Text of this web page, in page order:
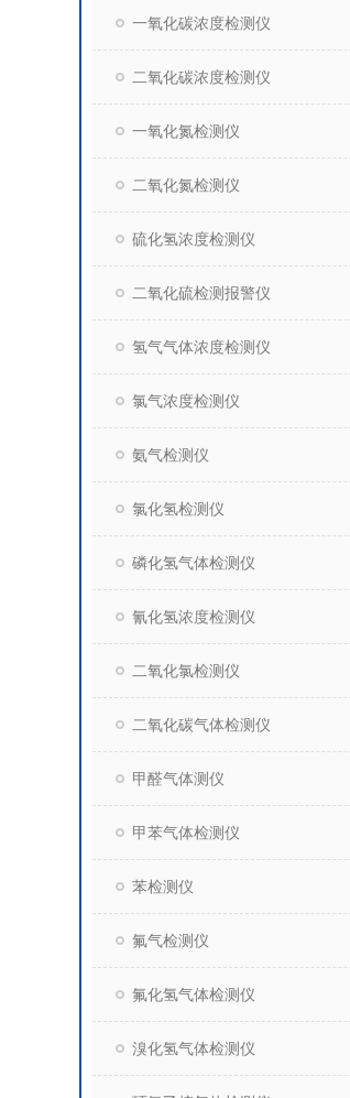
一氧化碳浓度检测仪
二氧化碳浓度检测仪
一氧化氮检测仪
二氧化氮检测仪
硫化氢浓度检测仪
二氧化硫检测报警仪
氢气气体浓度检测仪
氯气浓度检测仪
氨气检测仪
氯化氢检测仪
磷化氢气体检测仪
氰化氢浓度检测仪
二氧化氯检测仪
二氧化碳气体检测仪
甲醛气体测仪
甲苯气体检测仪
苯检测仪
氟气检测仪
氟化氢气体检测仪
溴化氢气体检测仪